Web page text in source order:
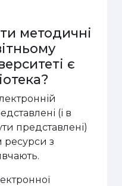
методичні
є
(і в
представлені)
ресурси з